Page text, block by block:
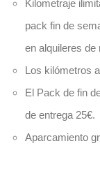
Kilometraje
pack fin de
en alquileres
Los kilómetros
El Pack de fin
de entrega 25€.
Aparcamiento